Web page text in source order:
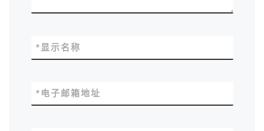
显示名称
*
电子邮箱地址
*